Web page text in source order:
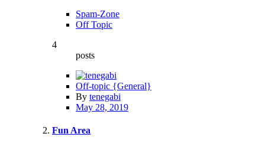
Spam-Zone
Off Topic
4
posts
Off-topic {General}
By tenegabi
May 28, 2019
Fun Area